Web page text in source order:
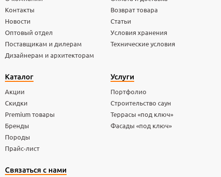
Контакты
Новости
Оптовый отдел
Поставщикам и дилерам
Дизайнерам и архитекторам
Возврат товара
Статьи
Условия хранения
Технические условия
Каталог
Акции
Скидки
Premium товары
Бренды
Породы
Прайс-лист
Услуги
Портфолио
Строительство саун
Террасы «под ключ»
Фасады «под ключ»
Связаться с нами